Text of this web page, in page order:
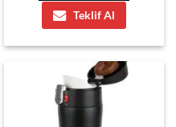
Teklif Al